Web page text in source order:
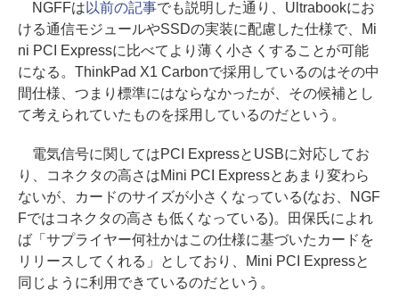
NGFFは 以前の記事でも説明した通り、Ultrabookにお
ける通信モジュールやSSDの実装に配慮した仕様で、Mi
ni PCI Expressに比べてより薄く小さくすることが可能
になる。ThinkPad X1 Carbonで採用しているのはその中
間仕様、つまり標準にはならなかったが、その候補とし
て考えられていたものを採用しているのだという。
電気信号に関してはPCI ExpressとUSBに対応してお
り、コネクタの高さはMini PCI Expressとあまり変わら
ないが、カードのサイズが小さくなっている(なお、NGF
Fではコネクタの高さも低くなっている)。田保氏によれ
ば「サプライヤー何社かはこの仕様に基づいたカードを
リリースしてくれる」としており、Mini PCI Expressと
同じように利用できているのだという。